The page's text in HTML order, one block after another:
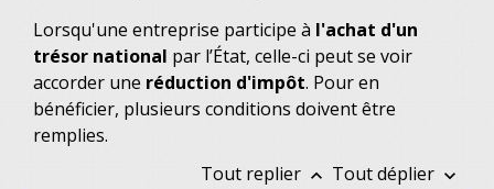
Lorsqu'une entreprise participe à l'achat d'un
trésor national par l’État, celle-ci peut se voir
accorder une réduction d'impôt. Pour en
bénéficier, plusieurs conditions doivent être
remplies.
Tout replier keyboard_arrow_up Tout déplier keyboard_arrow_down